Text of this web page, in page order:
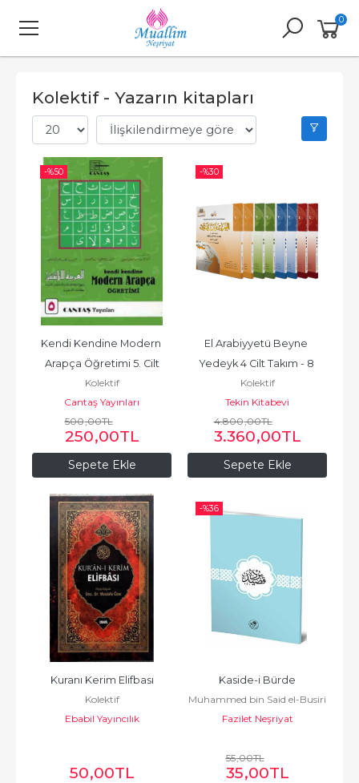
0
Kolektif - Yazarın kitapları
-%50
Sepete Ekle
Kendi Kendine Modern
Arapça Öğretimi 5. Cilt
Kolektif
Cantaş Yayınları
500,00TL
250,00TL
-%30
Sepete Ekle
El Arabiyyetü Beyne
Yedeyk 4 Cilt Takım - 8
Kolektif
Tekin Kitabevi
4.800,00TL
3.360,00TL
Kuranı Kerim Elifbası
Kolektif
Ebabil Yayıncılık
50,00TL
-%36
Kaside-i Bürde
Muhammed bin Said el-Busiri
Fazilet Neşriyat
55,00TL
35,00TL